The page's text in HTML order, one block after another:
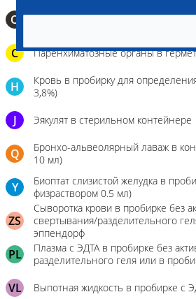
О Мазок-отпечаток на стекло
C Паренхиматозные органы в
H
Кровь в пробирку для
3,8%)
J Эякулят в стерильном контейнере
Q
Бронхо-альвеолярный лаваж в
10 мл)
Y
Биоптат слизистой желудка в
физраствором 0.5 мл)
ZS
Сыворотка крови в пробирке без
свертывания/разделительного
эппендорф
PL
Плазма с ЭДТА в пробирке без
разделительного геля или в
VL Выпотная жидкость в пробирке с